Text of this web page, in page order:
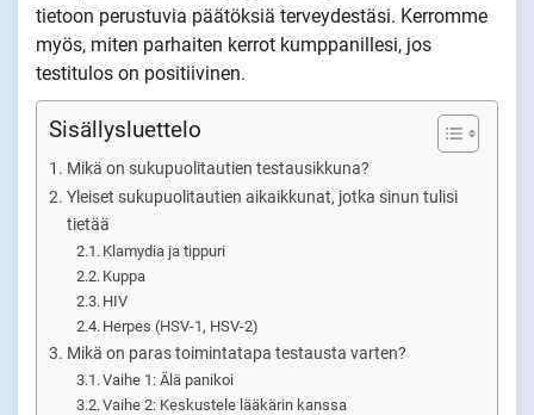
tietoon perustuvia päätöksiä terveydestäsi. Kerromme
myös, miten parhaiten kerrot kumppanillesi, jos
testitulos on positiivinen.
Sisällysluettelo
Mikä on sukupuolitautien testausikkuna?
Yleiset sukupuolitautien aikaikkunat, jotka sinun tulisi
tietää
Klamydia ja tippuri
Kuppa
HIV
Herpes (HSV-1, HSV-2)
Mikä on paras toimintatapa testausta varten?
Vaihe 1: Älä panikoi
Vaihe 2: Keskustele lääkärin kanssa